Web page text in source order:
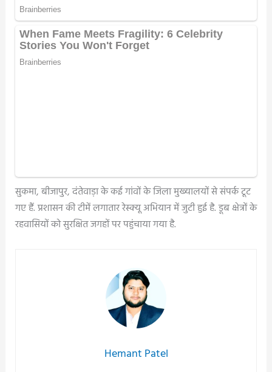
सुकमा, बीजापुर, दंतेवाड़ा के कई गांवों के जिला मुख्यालयों से संपर्क टूट
गए हैं. प्रशासन की टीमें लगातार रेस्क्यू अभियान में जुटी हुई है. डूब क्षेत्रों के
रहवासियों को सुरक्षित जगहों पर पहुंचाया गया है.
Hemant Patel